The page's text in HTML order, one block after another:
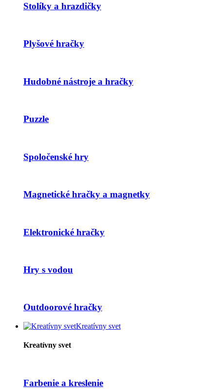
Stolíky a hrazdičky
Plyšové hračky
Hudobné nástroje a hračky
Puzzle
Spoločenské hry
Magnetické hračky a magnetky
Elektronické hračky
Hry s vodou
Outdoorové hračky
Kreatívny svet
Kreatívny svet
Farbenie a kreslenie